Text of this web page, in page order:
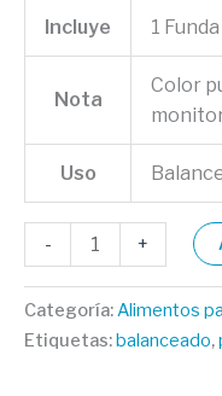
Incluye 1
Nota
Color
Uso
- +
Categoría:Alimentos
Etiquetas:balanceado,